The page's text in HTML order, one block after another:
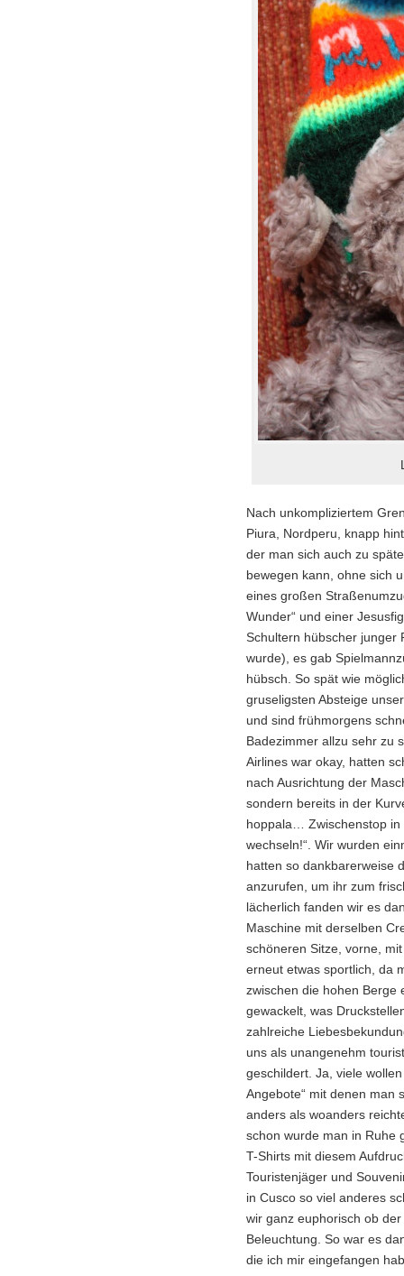
Nach unkompliziertem
Piura, Nordperu, knapp
der man sich auch zu
bewegen kann, ohne sich
eines großen
Wunder“ und einer
Schultern hübscher junger
wurde), es gab
hübsch. So spät wie
gruseligsten Absteige
und sind frühmorgens
Badezimmer allzu sehr zu
Airlines war okay, hatten
nach Ausrichtung der
sondern bereits in der
hoppala… Zwischenstop in
wechseln!“. Wir wurden
hatten so dankbarerweise
anzurufen, um ihr zum
lächerlich fanden wir es
Maschine mit derselben
schöneren Sitze, vorne,
erneut etwas sportlich, da
zwischen die hohen Berge
gewackelt, was
zahlreiche
uns als unangenehm
geschildert. Ja, viele
Angebote“ mit denen man
anders als woanders
schon wurde man in Ruhe
T-Shirts mit diesem
Touristenjäger und
in Cusco so viel anderes
wir ganz euphorisch ob
Beleuchtung. So war es
die ich mir eingefangen